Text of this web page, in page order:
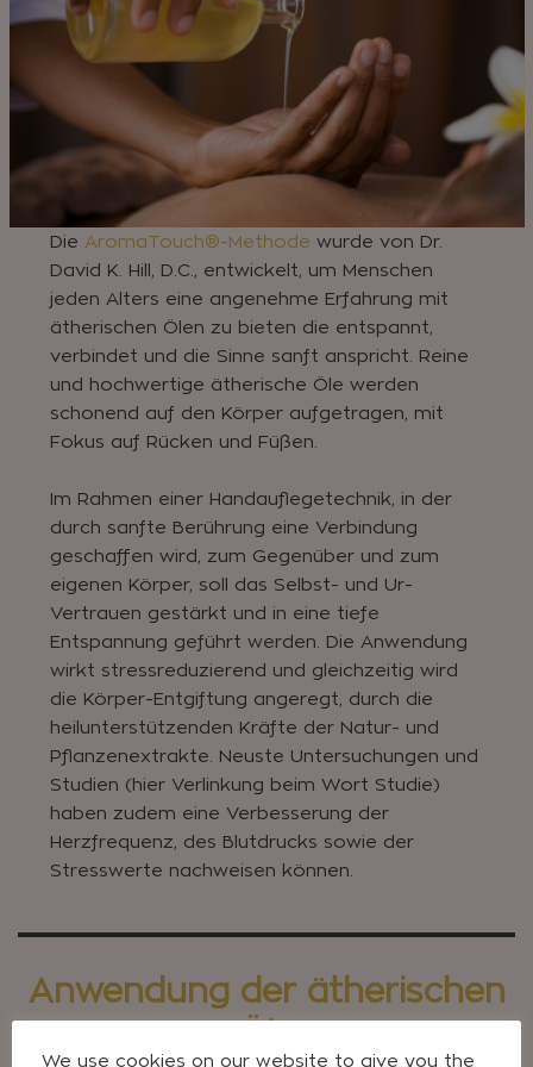
Die AromaTouch®-Methode wurde von Dr.
David K. Hill, D.C., entwickelt, um Menschen
jeden Alters eine angenehme Erfahrung mit
ätherischen Ölen zu bieten die entspannt,
verbindet und die Sinne sanft anspricht. Reine
und hochwertige ätherische Öle werden
schonend auf den Körper aufgetragen, mit
Fokus auf Rücken und Füßen.
Im Rahmen einer Handauflegetechnik, in der
durch sanfte Berührung eine Verbindung
geschaffen wird, zum Gegenüber und zum
eigenen Körper, soll das Selbst- und Ur-
Vertrauen gestärkt und in eine tiefe
Entspannung geführt werden. Die Anwendung
wirkt stressreduzierend und gleichzeitig wird
die Körper-Entgiftung angeregt, durch die
heilunterstützenden Kräfte der Natur- und
Pflanzenextrakte. Neuste Untersuchungen und
Studien (hier Verlinkung beim Wort Studie)
haben zudem eine Verbesserung der
Herzfrequenz, des Blutdrucks sowie der
Stresswerte nachweisen können.
Anwendung der ätherischen
We use cookies on our website to give you the